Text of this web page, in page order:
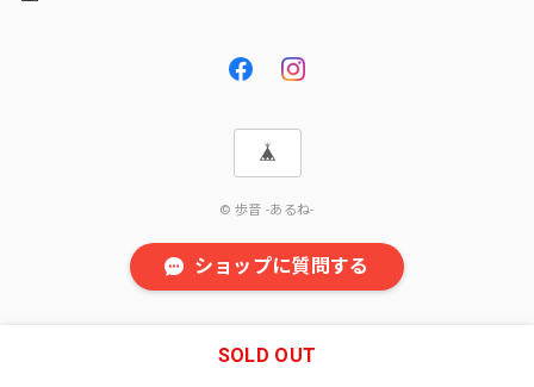
© 歩音 -あるね-
SOLD OUT
ショップに質問する